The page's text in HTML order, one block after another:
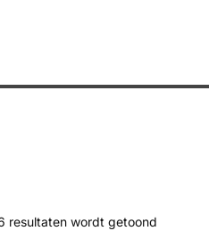
resultaten wordt getoond